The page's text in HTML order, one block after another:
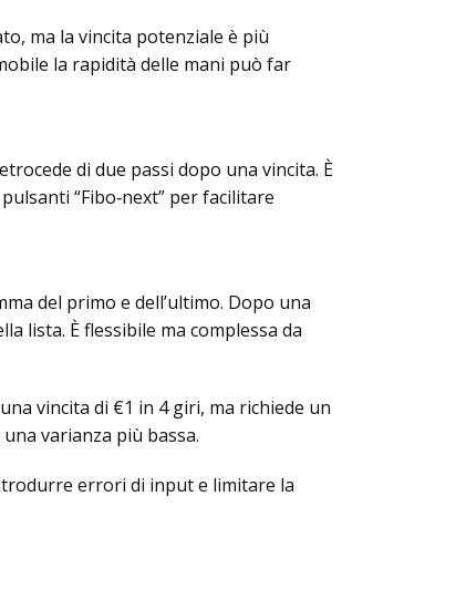
ma la vincita potenziale è più
la rapidità delle mani può far
di due passi dopo una vincita. È
“Fibo‑next” per facilitare
del primo e dell’ultimo. Dopo una
lista. È flessibile ma complessa da
vincita di €1 in 4 giri, ma richiede un
varianza più bassa.
errori di input e limitare la